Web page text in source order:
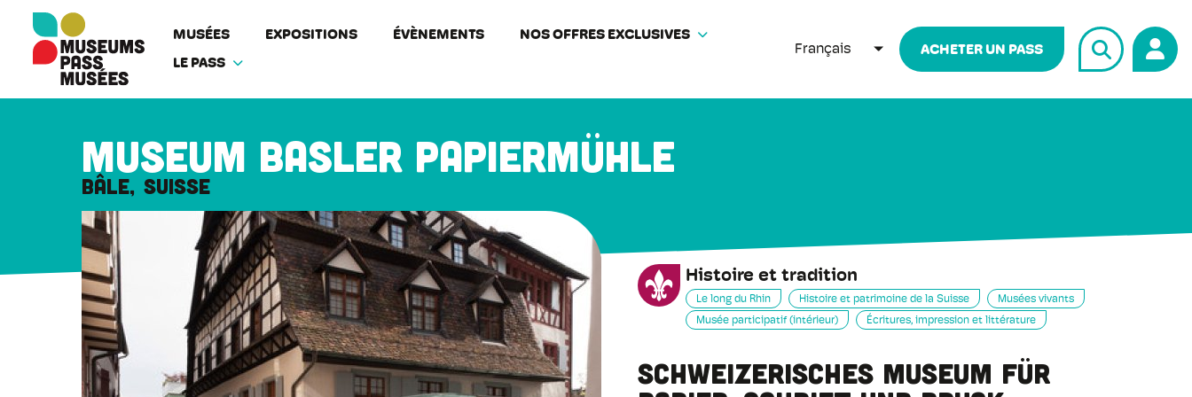
contenu
MUSÉES EXPOSITIONS ÉVÈNEMENTS
NOS OFFRES EXCLUSIVES
LE PASS
Français LISTER LES ACTIONS SUPPLÉMENTAIRES
ACHETER UN PASS
Museum Basler Papiermühle
Bâle Suisse
Histoire et tradition
Le long du Rhin Histoire et patrimoine de la Suisse
Musées vivants
Musée participatif (intérieur)
Écritures, impression et littérature
Schweizerisches Museum für
Panneau de gestion des cookies